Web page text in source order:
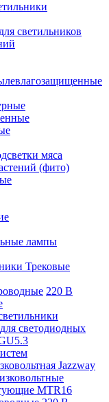
светильников
мяса
(фито)
лампы
Трековые
220 B
светодиодных
Jazzway
MTR16